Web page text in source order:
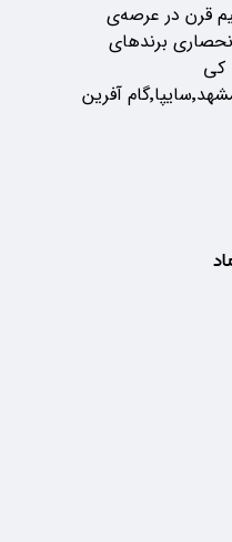
قرن در عرصه‌ی
برندهای
کی
هند٬لنوو٬اورنت٬رینگ سازی مشهد٬سایپا٬گام آفرین